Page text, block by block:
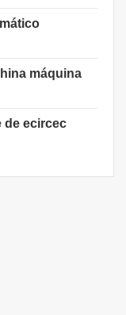
máquina
de ecircec